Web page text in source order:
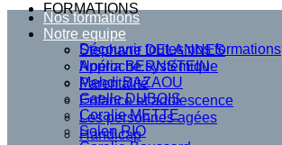
FORMATIONS
Découvrir toutes nos formations
Approche systémique
Parentalité
Enfance et adolescence
Les personnes agées
Handicap
Nos formations
Notre equipe
Stephane DELANNES
Noélia BERNSTEIN
Mehdi BAZAOU
Gaelle DUBOIS
Coralie METTE
Solen RIO